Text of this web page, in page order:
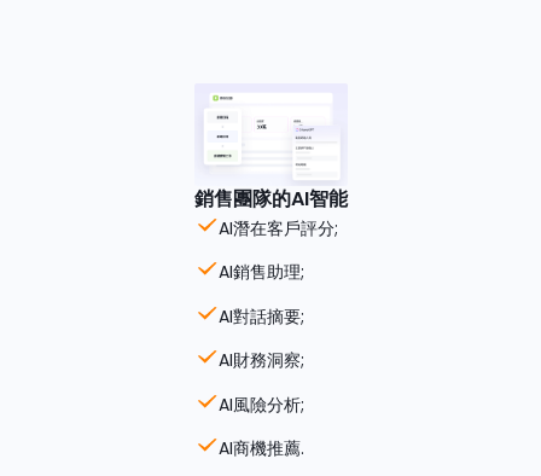
銷售團隊的AI智能
AI潛在客戶評分;
AI銷售助理;
AI對話摘要;
AI財務洞察;
AI風險分析;
AI商機推薦.